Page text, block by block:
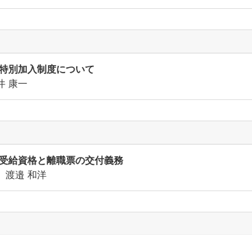
別加入制度について
康一
給資格と離職票の交付義務
渡邉 和洋